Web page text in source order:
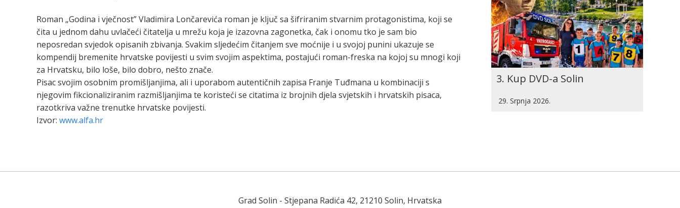
Roman „Godina i vječnost” Vladimira Lončarevića roman je ključ sa šifriranim stvarnim protagonistima, koji se
čita u jednom dahu uvlačeći čitatelja u mrežu koja je izazovna zagonetka, čak i onomu tko je sam bio
neposredan svjedok opisanih zbivanja. Svakim sljedećim čitanjem sve moćnije i u svojoj punini ukazuje se
kompendij bremenite hrvatske povijesti u svim svojim aspektima, postajući roman-freska na kojoj su mnogi koji
za Hrvatsku, bilo loše, bilo dobro, nešto znače.
Pisac svojim osobnim promišljanjima, ali i uporabom autentičnih zapisa Franje Tuđmana u kombinaciji s
njegovim fikcionaliziranim razmišljanjima te koristeći se citatima iz brojnih djela svjetskih i hrvatskih pisaca,
razotkriva važne trenutke hrvatske povijesti.
Izvor: www.alfa.hr
3. Kup DVD-a Solin
29. Srpnja 2026.
Grad Solin - Stjepana Radića 42, 21210 Solin, Hrvatska